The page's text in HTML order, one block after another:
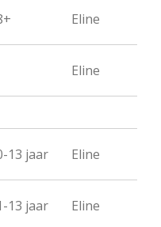
Eline
Eline
13 jaar Eline
13 jaar Eline